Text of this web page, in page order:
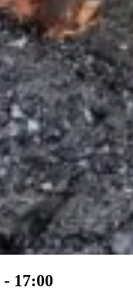
- 17:00